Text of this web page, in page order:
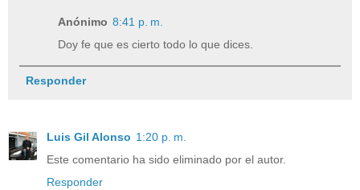
Anónimo 8:41 p. m.
Doy fe que es cierto todo lo que dices.
Responder
Luis Gil Alonso 1:20 p. m.
Este comentario ha sido eliminado por el autor.
Responder